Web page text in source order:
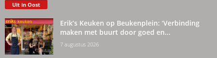
Uit in Oost
Erik’s Keuken op Beukenplein: ‘Verbinding
maken met buurt door goed en...
7 augustus 2026